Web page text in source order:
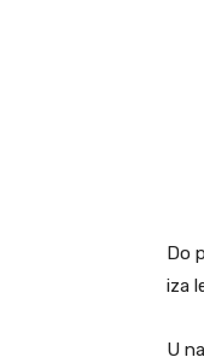
Do
iza
U